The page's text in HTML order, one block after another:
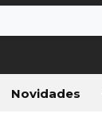
Novidades